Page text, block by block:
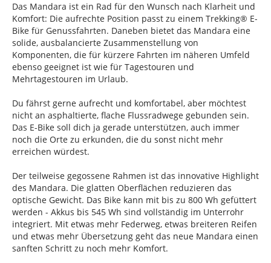
Das Mandara ist ein Rad für den Wunsch nach Klarheit und
Komfort: Die aufrechte Position passt zu einem Trekking® E-
Bike für Genussfahrten. Daneben bietet das Mandara eine
solide, ausbalancierte Zusammenstellung von
Komponenten, die für kürzere Fahrten im näheren Umfeld
ebenso geeignet ist wie für Tagestouren und
Mehrtagestouren im Urlaub.
Du fährst gerne aufrecht und komfortabel, aber möchtest
nicht an asphaltierte, flache Flussradwege gebunden sein.
Das E-Bike soll dich ja gerade unterstützen, auch immer
noch die Orte zu erkunden, die du sonst nicht mehr
erreichen würdest.
Der teilweise gegossene Rahmen ist das innovative Highlight
des Mandara. Die glatten Oberflächen reduzieren das
optische Gewicht. Das Bike kann mit bis zu 800 Wh gefüttert
werden - Akkus bis 545 Wh sind vollständig im Unterrohr
integriert. Mit etwas mehr Federweg, etwas breiteren Reifen
und etwas mehr Übersetzung geht das neue Mandara einen
sanften Schritt zu noch mehr Komfort.